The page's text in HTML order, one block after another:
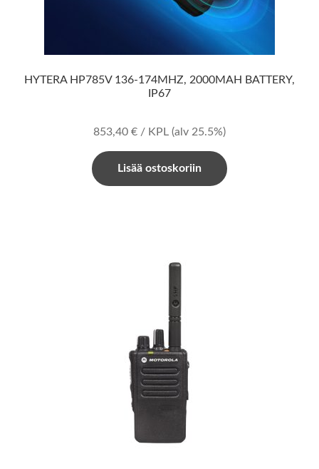
HYTERA HP785V 136-174MHZ, 2000MAH BATTERY,
IP67
853,40 € / KPL (alv 25.5%)
Lisää ostoskoriin